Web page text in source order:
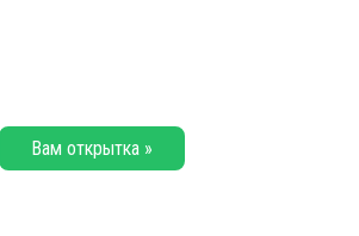
Вам открытка »